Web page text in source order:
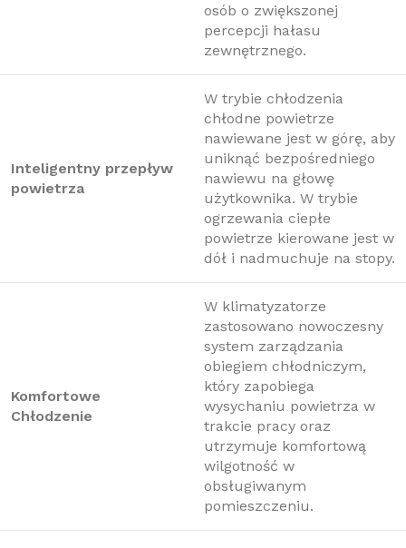
osób o zwiększonej
percepcji hałasu
zewnętrznego.
Inteligentny przepływ
powietrza
W trybie chłodzenia
chłodne powietrze
nawiewane jest w górę, aby
uniknąć bezpośredniego
nawiewu na głowę
użytkownika. W trybie
ogrzewania ciepłe
powietrze kierowane jest w
dół i nadmuchuje na stopy.
Komfortowe
Chłodzenie
W klimatyzatorze
zastosowano nowoczesny
system zarządzania
obiegiem chłodniczym,
który zapobiega
wysychaniu powietrza w
trakcie pracy oraz
utrzymuje komfortową
wilgotność w
obsługiwanym
pomieszczeniu.